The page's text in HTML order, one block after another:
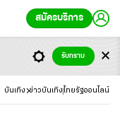
สมัครบริการ
บันเทิง ข่าวบันเทิง ไทยรัฐออนไลน์
รับทราบ